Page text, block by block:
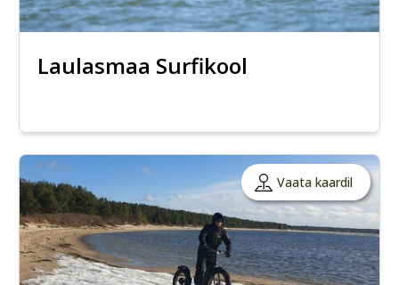
Laulasmaa Surfikool
Vaata kaardil